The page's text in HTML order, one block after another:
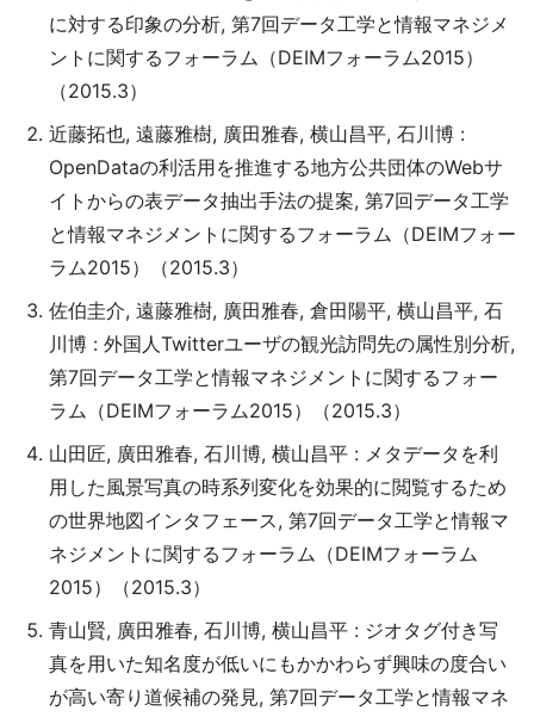
に対する印象の分析, 第7回データ工学と情報マネジメ
ントに関するフォーラム（DEIMフォーラム2015）
（2015.3）
近藤拓也, 遠藤雅樹, 廣田雅春, 横山昌平, 石川博 :
OpenDataの利活用を推進する地方公共団体のWebサ
イトからの表データ抽出手法の提案, 第7回データ工学
と情報マネジメントに関するフォーラム（DEIMフォー
ラム2015）（2015.3）
佐伯圭介, 遠藤雅樹, 廣田雅春, 倉田陽平, 横山昌平, 石
川博 : 外国人Twitterユーザの観光訪問先の属性別分析,
第7回データ工学と情報マネジメントに関するフォー
ラム（DEIMフォーラム2015）（2015.3）
山田匠, 廣田雅春, 石川博, 横山昌平 : メタデータを利
用した風景写真の時系列変化を効果的に閲覧するため
の世界地図インタフェース, 第7回データ工学と情報マ
ネジメントに関するフォーラム（DEIMフォーラム
2015）（2015.3）
青山賢, 廣田雅春, 石川博, 横山昌平 : ジオタグ付き写
真を用いた知名度が低いにもかかわらず興味の度合い
が高い寄り道候補の発見, 第7回データ工学と情報マネ